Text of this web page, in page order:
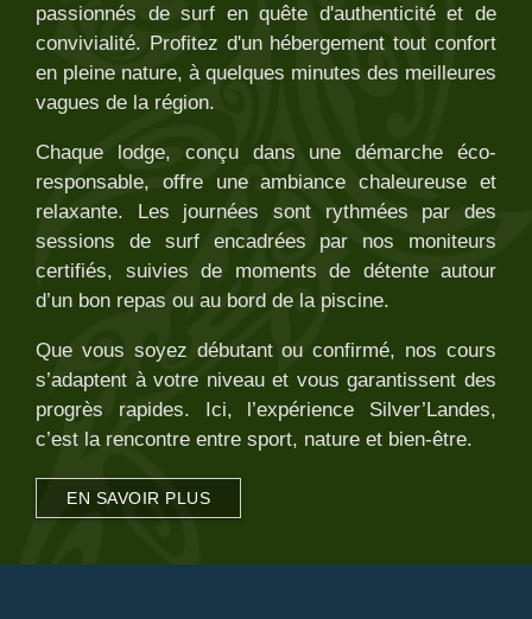
passionnés de surf en quête d'authenticité et de
convivialité. Profitez d'un hébergement tout confort
en pleine nature, à quelques minutes des meilleures
vagues de la région.
Chaque lodge, conçu dans une démarche éco-
responsable, offre une ambiance chaleureuse et
relaxante. Les journées sont rythmées par des
sessions de surf encadrées par nos moniteurs
certifiés, suivies de moments de détente autour
d’un bon repas ou au bord de la piscine.
Que vous soyez débutant ou confirmé, nos cours
s’adaptent à votre niveau et vous garantissent des
progrès rapides. Ici, l’expérience Silver’Landes,
c’est la rencontre entre sport, nature et bien-être.
EN SAVOIR PLUS